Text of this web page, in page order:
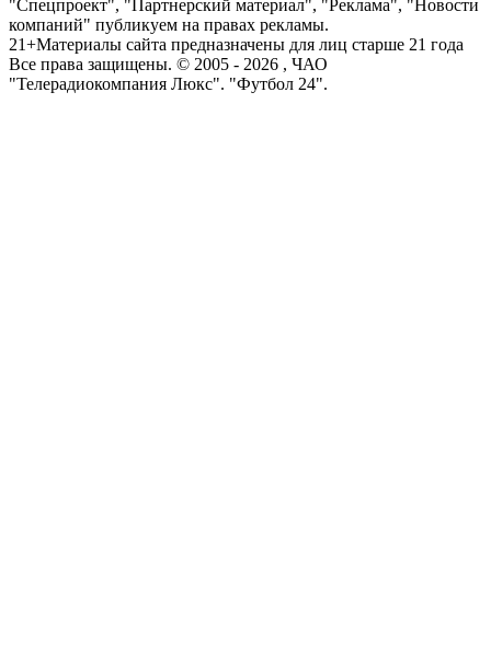
"Спецпроект", "Партнерский материал", "Реклама", "Новости
компаний" публикуем на правах рекламы.
21+Материалы сайта предназначены для лиц старше 21 года
Все права защищены. © 2005 - 2026 , ЧАО
"Телерадиокомпания Люкс". "Футбол 24".